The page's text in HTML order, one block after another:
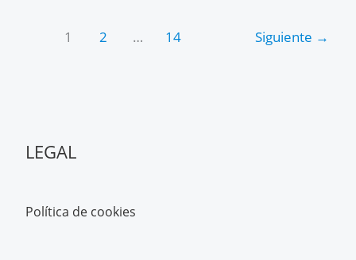
Andalucía
1 2 … 14 Siguiente →
LEGAL
Política de cookies